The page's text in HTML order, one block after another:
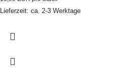
Lieferzeit: ca. 2-3 Werktage